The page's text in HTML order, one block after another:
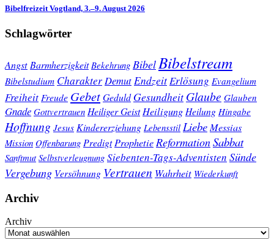
Bibelfreizeit Vogtland, 3.–9. August 2026
Schlagwörter
Angst Barmherzigkeit Bekehrung BibelBibelstream
Bibelstudium Charakter DemutEndzeitErlösung Evangelium
Freiheit Freude GebetGeduld Gesundheit Glaube Glauben
Gnade Gottvertrauen Heiliger Geist Heiligung Heilung Hingabe
Hoffnung Jesus Kindererziehung Lebensstil Liebe Messias
Mission Offenbarung Predigt ProphetieReformationSabbat
Sanftmut Selbstverleugnung Siebenten-Tags-Adventisten Sünde
Vergebung Versöhnung Vertrauen Wahrheit Wiederkunft
Archiv
Archiv